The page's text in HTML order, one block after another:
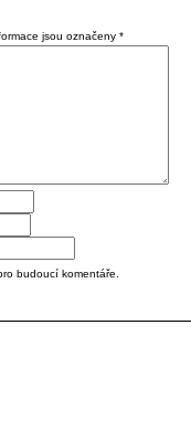
jsou označeny *
budoucí komentáře.